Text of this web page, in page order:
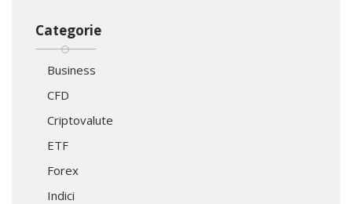
Categorie
Business
CFD
Criptovalute
ETF
Forex
Indici